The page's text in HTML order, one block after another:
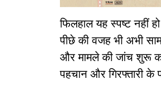
फिलहाल यह स्पष्ट नहीं
पीछे की वजह भी अभी
और मामले की जांच शुरू
पहचान और गिरफ्तारी के